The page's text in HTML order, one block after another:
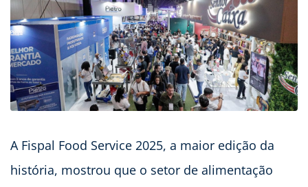
A Fispal Food Service 2025, a maior edição da
história, mostrou que o setor de alimentação